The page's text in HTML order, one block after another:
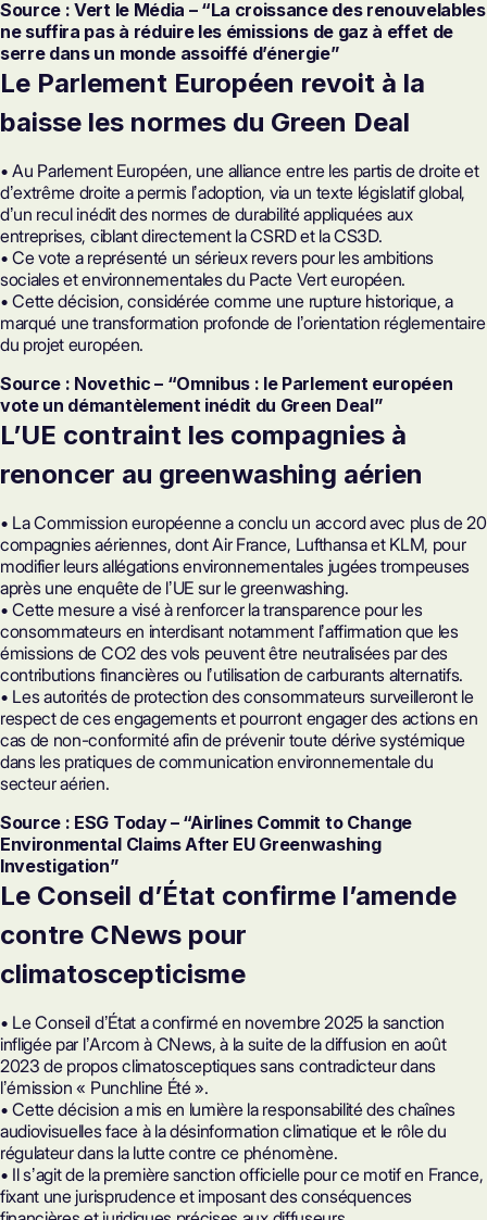
Source : Vert le Média – “La croissance des renouvelables
ne suffira pas à réduire les émissions de gaz à effet de
serre dans un monde assoiffé dʼénergie”
Le Parlement Européen revoit à la
baisse les normes du Green Deal
• Au Parlement Européen, une alliance entre les partis de droite et
dʼextrême droite a permis lʼadoption, via un texte législatif global,
dʼun recul inédit des normes de durabilité appliquées aux
entreprises, ciblant directement laCSRDet la CS3D.
• Ce vote a représenté un sérieux revers pour les ambitions
sociales et environnementales du Pacte Vert européen.
• Cette décision, considérée comme une rupture historique, a
marqué une transformation profonde de lʼorientation réglementaire
du projet européen.
Source : Novethic – “Omnibus : le Parlement européen
vote un démantèlement inédit du Green Deal”
L’UE contraint les compagnies à
renoncer au greenwashing aérien
• La Commission européenne a conclu un accord avec plus de 20
compagnies aériennes, dont Air France, Lufthansa et KLM, pour
modifier leurs allégations environnementales jugées trompeuses
après une enquête de lʼUE sur le greenwashing.
• Cette mesure a visé à renforcer la transparence pour les
consommateurs en interdisant notamment lʼaffirmation que les
émissions de CO2 des vols peuvent être neutralisées par des
contributions financières ou lʼutilisation de carburants alternatifs.
• Les autorités de protection des consommateurs surveilleront le
respect de ces engagements et pourront engager des actions en
cas de non-conformité afin de prévenir toute dérive systémique
dans les pratiques de communication environnementale du
secteur aérien.
Source : ESG Today – “Airlines Commit to Change
Environmental Claims After EU Greenwashing
Investigation”
Le Conseil d’État confirme l’amende
contre CNews pour
climatoscepticisme
• Le Conseil dʼÉtat a confirmé en novembre 2025 la sanction
infligée par lʼArcom à CNews, à la suite de la diffusion en août
2023 de propos climatosceptiques sans contradicteur dans
lʼémission « Punchline Été ».
• Cette décision a mis en lumière la responsabilité des chaînes
audiovisuelles face à la désinformation climatique et le rôle du
régulateur dans la lutte contre ce phénomène.
• Il sʼagit de la première sanction officielle pour ce motif en France,
fixant une jurisprudence et imposant des conséquences